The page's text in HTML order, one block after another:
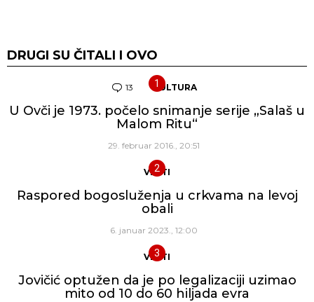
DRUGI SU ČITALI I OVO
13 Komentara
KULTURA
U Ovči je 1973. počelo snimanje serije „Salaš u
Malom Ritu“
29. februar 2016., 20:51
VESTI
Raspored bogosluženja u crkvama na levoj
obali
6. januar 2023., 12:00
VESTI
Jovičić optužen da je po legalizaciji uzimao
mito od 10 do 60 hiljada evra